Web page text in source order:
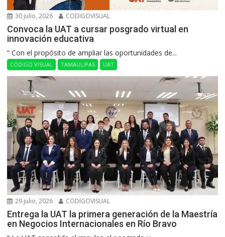
30 julio, 2026 CODIGOVISUAL
Convoca la UAT a cursar posgrado virtual en
innovación educativa
“ Con el propósito de ampliar las oportunidades de...
CÓDIGO VISUAL TAMAULIPAS UAT
29 julio, 2026 CODIGOVISUAL
Entrega la UAT la primera generación de la Maestría
en Negocios Internacionales en Río Bravo